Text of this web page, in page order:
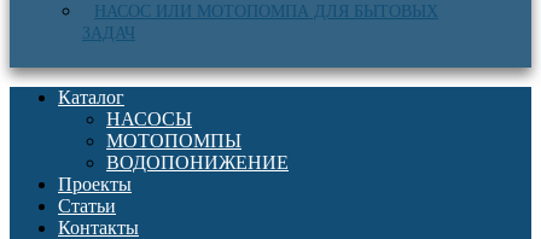
НАСОС ИЛИ МОТОПОМПА ДЛЯ БЫТОВЫХ
ЗАДАЧ
Каталог
НАСОСЫ
МОТОПОМПЫ
ВОДОПОНИЖЕНИЕ
Проекты
Статьи
Контакты